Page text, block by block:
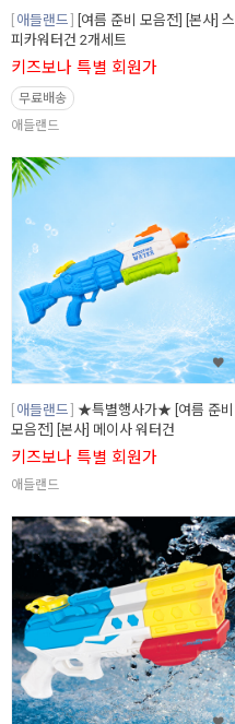
애들랜드
[여름 준비 모음전] [본사] 스
피카워터건 2개세트
키즈보나 특별 회원가
무료배송
애들랜드
애들랜드
★특별행사가★ [여름 준비
모음전] [본사] 메이사 워터건
키즈보나 특별 회원가
애들랜드